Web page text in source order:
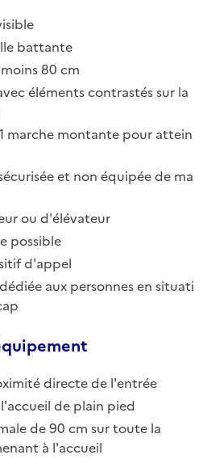
battante
80 cm
éléments contrastés sur la
marche montante pour attein
et non équipée de ma
ou d'élévateur
possible
d'appel
aux personnes en situati
directe de l'entrée
de plain pied
de 90 cm sur toute la
à l'accueil